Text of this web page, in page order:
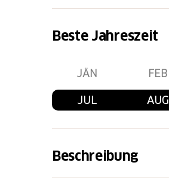
Beste Jahreszeit
JÄN FEB
JUL AUG
Beschreibung